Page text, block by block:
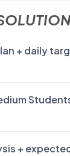
+ daily
+